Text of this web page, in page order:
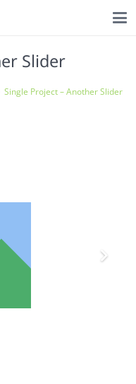
Slider
Single Project – Another Slider